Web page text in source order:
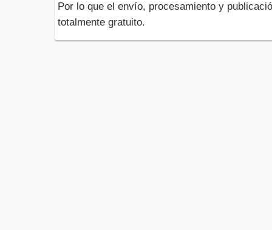
Por lo que el envío, procesamiento y
totalmente gratuito.